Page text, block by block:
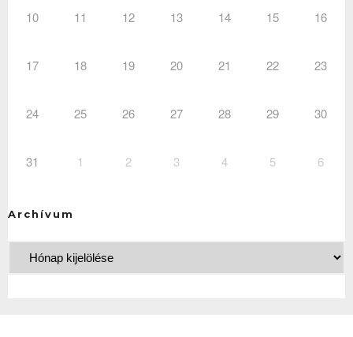
10 11 12 13 14 15 16
17 18 19 20 21 22 23
24 25 26 27 28 29 30
31 1 2 3 4 5 6
Archívum